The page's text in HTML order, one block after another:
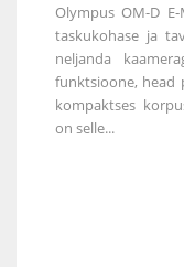
Olympus OM-D
taskukohase ja
neljanda
funktsioone, head
kompaktses
on selle...